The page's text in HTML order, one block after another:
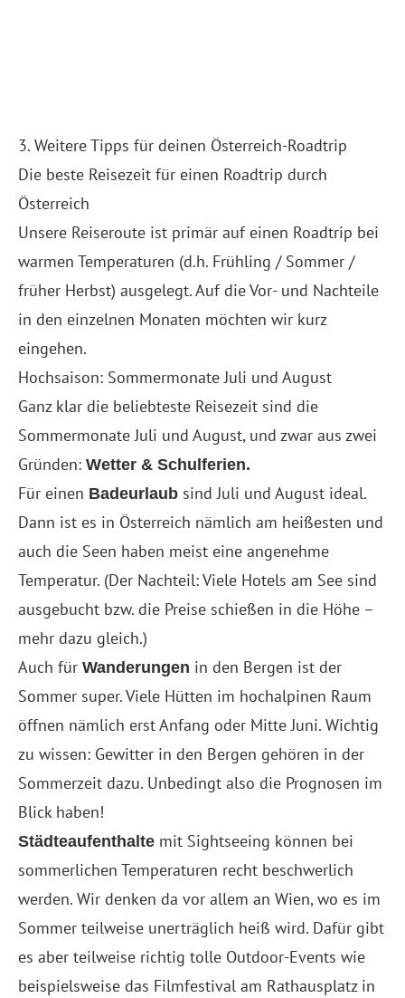
3. Weitere Tipps für deinen Österreich-Roadtrip
Die beste Reisezeit für einen Roadtrip durch
Österreich
Unsere Reiseroute ist primär auf einen Roadtrip bei
warmen Temperaturen (d.h. Frühling / Sommer /
früher Herbst) ausgelegt. Auf die Vor- und Nachteile
in den einzelnen Monaten möchten wir kurz
eingehen.
Hochsaison: Sommermonate Juli und August
Ganz klar die beliebteste Reisezeit sind die
Sommermonate Juli und August, und zwar aus zwei
Gründen: Wetter & Schulferien.
Für einen Badeurlaub sind Juli und August ideal.
Dann ist es in Österreich nämlich am heißesten und
auch die Seen haben meist eine angenehme
Temperatur. (Der Nachteil: Viele Hotels am See sind
ausgebucht bzw. die Preise schießen in die Höhe –
mehr dazu gleich.)
Auch für Wanderungen in den Bergen ist der
Sommer super. Viele Hütten im hochalpinen Raum
öffnen nämlich erst Anfang oder Mitte Juni. Wichtig
zu wissen: Gewitter in den Bergen gehören in der
Sommerzeit dazu. Unbedingt also die Prognosen im
Blick haben!
Städteaufenthalte mit Sightseeing können bei
sommerlichen Temperaturen recht beschwerlich
werden. Wir denken da vor allem an Wien, wo es im
Sommer teilweise unerträglich heiß wird. Dafür gibt
es aber teilweise richtig tolle Outdoor-Events wie
beispielsweise das Filmfestival am Rathausplatz in